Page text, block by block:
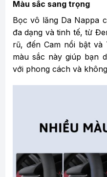
Màu sắc sang trọng
Bọc vô lăng Da Nappa
đa dạng và tinh tế, từ
rũ, đến Cam nổi bật và
màu sắc này giúp bạn
với phong cách và